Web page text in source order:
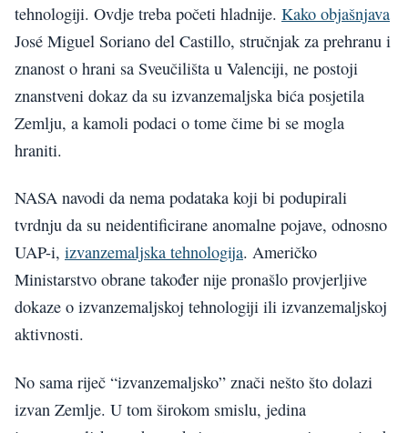
tehnologiji. Ovdje treba početi hladnije. Kako objašnjava
José Miguel Soriano del Castillo, stručnjak za prehranu i
znanost o hrani sa Sveučilišta u Valenciji, ne postoji
znanstveni dokaz da su izvanzemaljska bića posjetila
Zemlju, a kamoli podaci o tome čime bi se mogla
hraniti.
NASA navodi da nema podataka koji bi podupirali
tvrdnju da su neidentificirane anomalne pojave, odnosno
UAP-i, izvanzemaljska tehnologija. Američko
Ministarstvo obrane također nije pronašlo provjerljive
dokaze o izvanzemaljskoj tehnologiji ili izvanzemaljskoj
aktivnosti.
No sama riječ “izvanzemaljsko” znači nešto što dolazi
izvan Zemlje. U tom širokom smislu, jedina